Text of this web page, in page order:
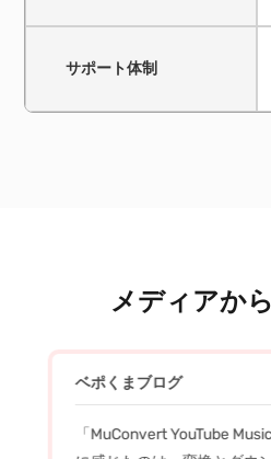
サポート体制
メディアか
ベポくまブログ
「MuConvert YouTube